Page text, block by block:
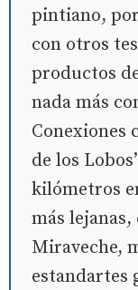
pintiano,
con otros
productos
nada más
Conexiones
de los
kilómetros
más
Miraveche,
estandartes